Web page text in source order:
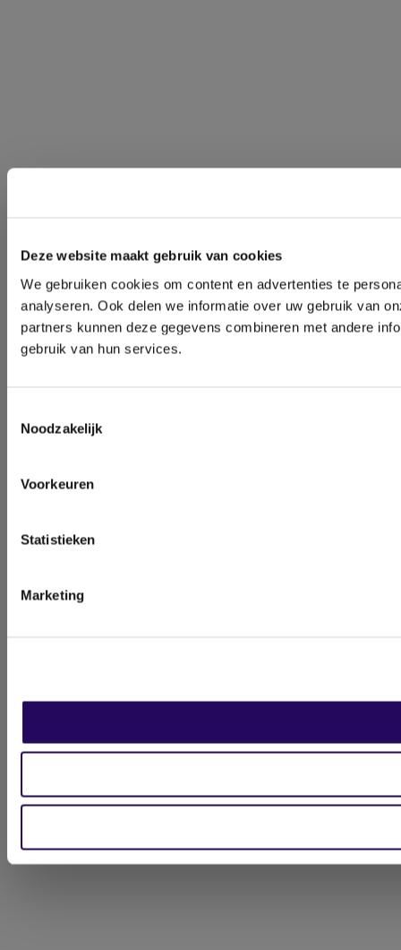
Deze website maakt gebruik van cookies
We gebruiken cookies om content en advertenties te
analyseren. Ook delen we informatie over uw gebruik van
partners kunnen deze gegevens combineren met andere
gebruik van hun services.
Noodzakelijk
Voorkeuren
Statistieken
Marketing